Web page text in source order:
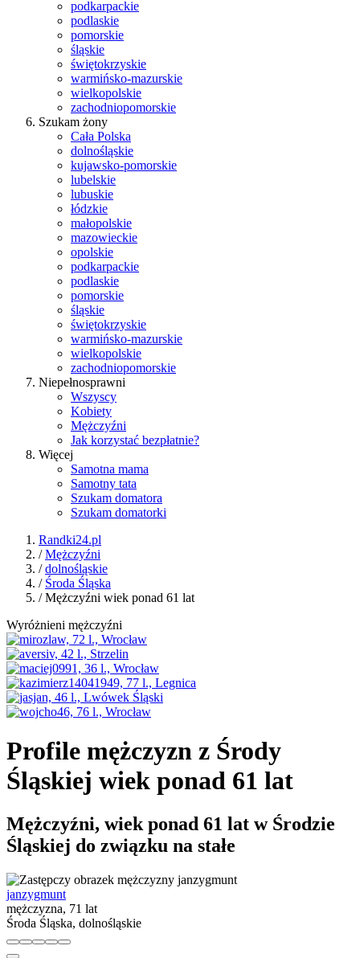
podkarpackie
podlaskie
pomorskie
śląskie
świętokrzyskie
warmińsko-mazurskie
wielkopolskie
zachodniopomorskie
Szukam żony
Cała Polska
dolnośląskie
kujawsko-pomorskie
lubelskie
lubuskie
łódzkie
małopolskie
mazowieckie
opolskie
podkarpackie
podlaskie
pomorskie
śląskie
świętokrzyskie
warmińsko-mazurskie
wielkopolskie
zachodniopomorskie
Niepełnosprawni
Wszyscy
Kobiety
Mężczyźni
Jak korzystać bezpłatnie?
Więcej
Samotna mama
Samotny tata
Szukam domatora
Szukam domatorki
Randki24.pl
/Mężczyźni
/dolnośląskie
/ Środa Śląska
/ Mężczyźni wiek ponad 61 lat
Wyróżnieni mężczyźni
Profile mężczyzn z Środy
Śląskiej wiek ponad 61 lat
Mężczyźni, wiek ponad 61 lat w Środzie
Śląskiej do związku na stałe
janzygmunt
mężczyzna, 71 lat
Środa Śląska, dolnośląskie